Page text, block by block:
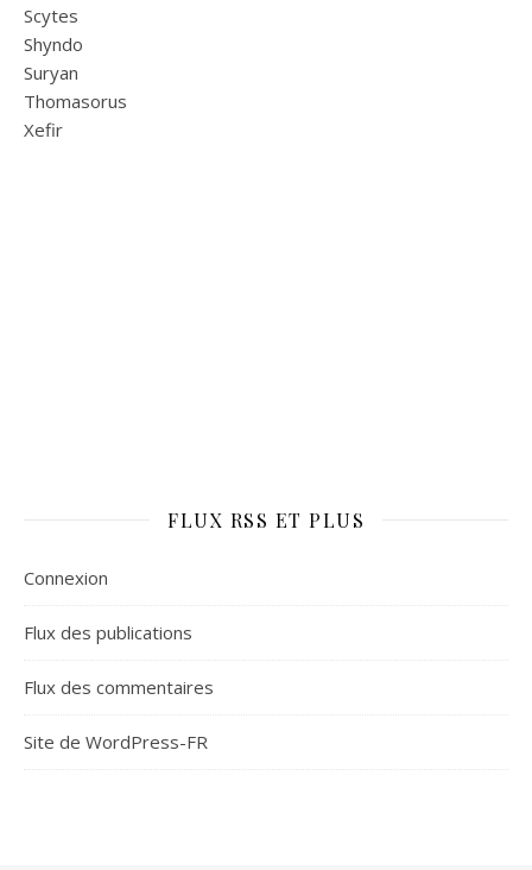
Scytes
Shyndo
Suryan
Thomasorus
Xefir
FLUX RSS ET PLUS
Connexion
Flux des publications
Flux des commentaires
Site de WordPress-FR